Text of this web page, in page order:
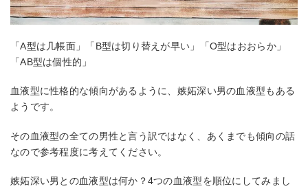
「A型は几帳面」「B型は切り替えが早い」「O型はおおらか」
「AB型は個性的」
血液型に性格的な傾向があるように、嫉妬深い男の血液型もある
ようです。
その血液型の全ての男性と言う訳ではなく、あくまでも傾向の話
なので参考程度に考えてください。
嫉妬深い男との血液型は何か？4つの血液型を順位にしてみまし